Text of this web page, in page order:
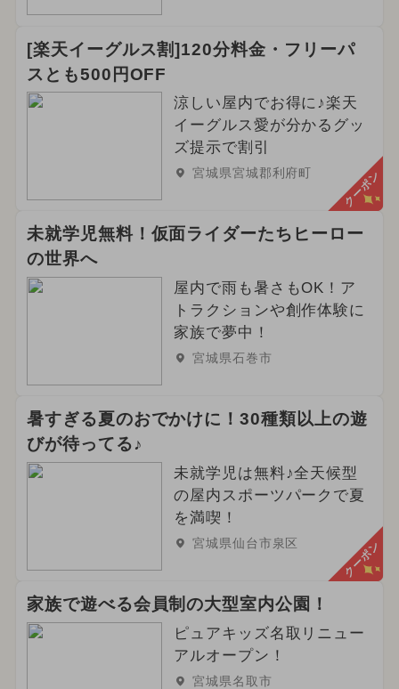
[楽天イーグルス割]120分料金・フリーパ
スとも500円OFF
涼しい屋内でお得に♪楽天
イーグルス愛が分かるグッ
ズ提示で割引
宮城県宮城郡利府町 クーポン
未就学児無料！仮面ライダーたちヒーロー
の世界へ
屋内で雨も暑さもOK！ア
トラクションや創作体験に
家族で夢中！
宮城県石巻市
暑すぎる夏のおでかけに！30種類以上の遊
びが待ってる♪
未就学児は無料♪全天候型
の屋内スポーツパークで夏
を満喫！
宮城県仙台市泉区 クーポン
家族で遊べる会員制の大型室内公園！
ピュアキッズ名取リニュー
アルオープン！
宮城県名取市